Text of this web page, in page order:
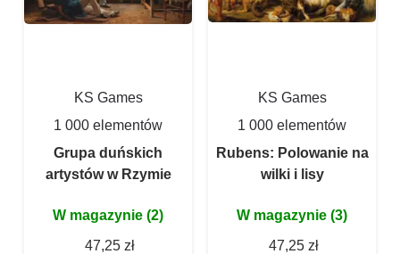
KS Games
1 000 elementów
Grupa duńskich
artystów w Rzymie
W magazynie (2)
47,25 zł
KS Games
1 000 elementów
Rubens: Polowanie na
wilki i lisy
W magazynie (3)
47,25 zł